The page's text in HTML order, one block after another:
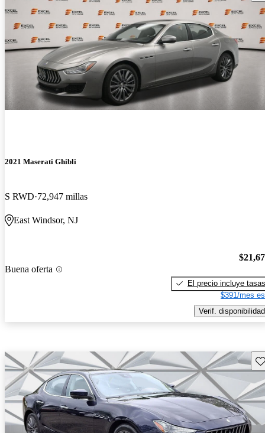
2021 Maserati Ghibli
S RWD 72,947 millas
East Windsor, NJ
Buena oferta
El precio incluye tasas
$391/mes
Verif. disponibilidad